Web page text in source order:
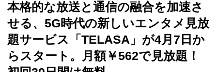
本格的な放送と通信の融合を加速さ
せる、5G時代の新しいエンタメ見放
題サービス「TELASA」が4月7日か
らスタート。月額￥562で見放題！